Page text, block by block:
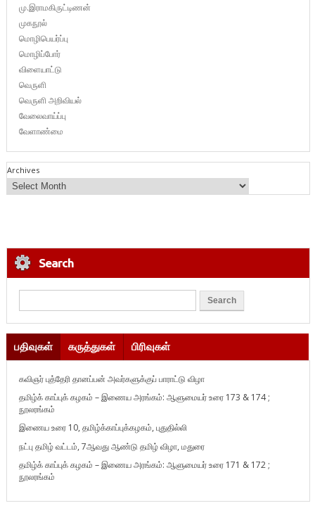
மு.இராமகிருட்டிணன்
முகநூல்
மொழிபெயர்ப்பு
மொழிப்போர்
விளையாட்டு
வெருளி
வெருளி அறிவியல்
வேலைவாய்ப்பு
வேளாண்மை
Archives
Search
பதிவுகள் கருத்துகள் பிரிவுகள்
கவிஞர் புத்தேரி தானப்பன் அவர்களுக்குப் பாராட்டு விழா
தமிழ்க் காப்புக் கழகம் – இணைய அரங்கம்: ஆளுமையர் உரை 173 & 174 ;
நூலரங்கம்
இணைய உரை 10, தமிழ்க்காப்புக்கழகம், புதுதில்லி
நட்பு தமிழ் வட்டம், 7ஆவது ஆண்டு தமிழ் விழா, மதுரை
தமிழ்க் காப்புக் கழகம் – இணைய அரங்கம்: ஆளுமையர் உரை 171 & 172 ;
நூலரங்கம்